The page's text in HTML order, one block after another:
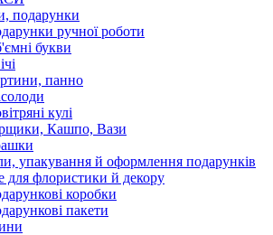
подарунки
ручної роботи
букви
панно
кулі
Кашпо, Вази
упакування й оформлення подарунків
для флористики й декору
коробки
пакети